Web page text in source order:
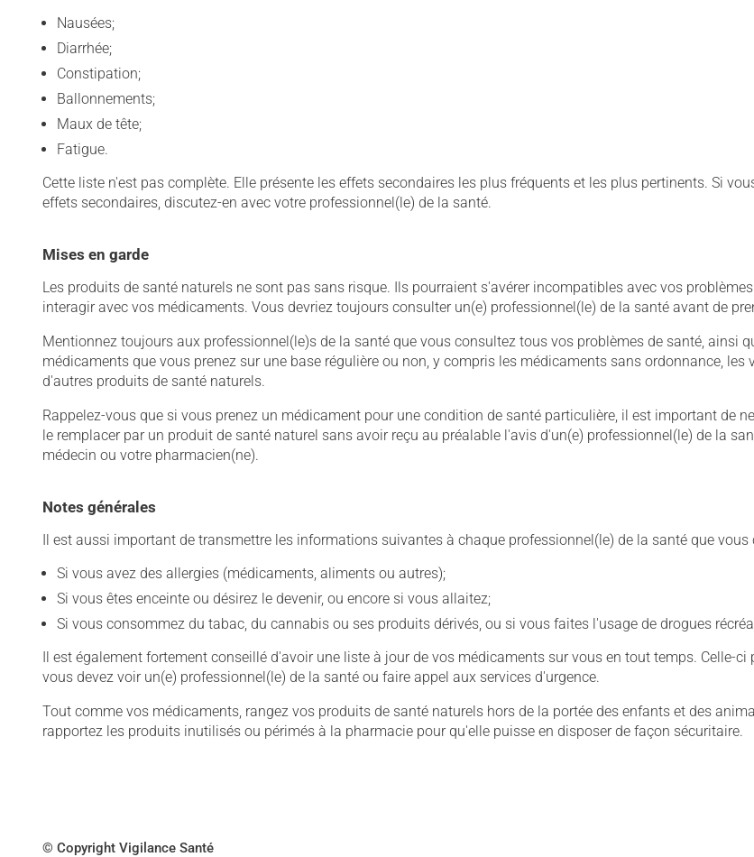
Nausées;
Diarrhée;
Constipation;
Ballonnements;
Maux de tête;
Fatigue.
Cette liste n'est pas complète. Elle présente les effets secondaires les plus fréquents et les plus pertinents. Si
effets secondaires, discutez-en avec votre professionnel(le) de la santé.
Mises en garde
Les produits de santé naturels ne sont pas sans risque. Ils pourraient s'avérer incompatibles avec vos
interagir avec vos médicaments. Vous devriez toujours consulter un(e) professionnel(le) de la santé avant de
Mentionnez toujours aux professionnel(le)s de la santé que vous consultez tous vos problèmes de santé, ainsi
médicaments que vous prenez sur une base régulière ou non, y compris les médicaments sans ordonnance, les
d'autres produits de santé naturels.
Rappelez-vous que si vous prenez un médicament pour une condition de santé particulière, il est important de
le remplacer par un produit de santé naturel sans avoir reçu au préalable l'avis d'un(e) professionnel(le) de la
médecin ou votre pharmacien(ne).
Notes générales
Il est aussi important de transmettre les informations suivantes à chaque professionnel(le) de la santé que vous
Si vous avez des allergies (médicaments, aliments ou autres);
Si vous êtes enceinte ou désirez le devenir, ou encore si vous allaitez;
Si vous consommez du tabac, du cannabis ou ses produits dérivés, ou si vous faites l'usage de drogues
Il est également fortement conseillé d'avoir une liste à jour de vos médicaments sur vous en tout temps. Celle-ci
vous devez voir un(e) professionnel(le) de la santé ou faire appel aux services d'urgence.
Tout comme vos médicaments, rangez vos produits de santé naturels hors de la portée des enfants et des
rapportez les produits inutilisés ou périmés à la pharmacie pour qu'elle puisse en disposer de façon sécuritaire.
© Copyright Vigilance Santé